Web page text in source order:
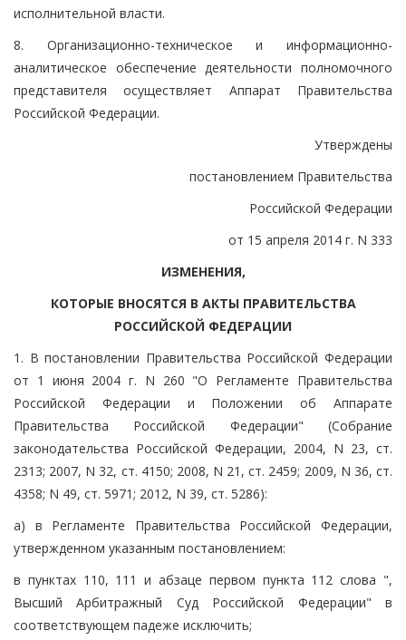
исполнительной власти.
8. Организационно-техническое и информационно-
аналитическое обеспечение деятельности полномочного
представителя осуществляет Аппарат Правительства
Российской Федерации.
Утверждены
постановлением Правительства
Российской Федерации
от 15 апреля 2014 г. N 333
ИЗМЕНЕНИЯ,
КОТОРЫЕ ВНОСЯТСЯ В АКТЫ ПРАВИТЕЛЬСТВА
РОССИЙСКОЙ ФЕДЕРАЦИИ
1. В постановлении Правительства Российской Федерации
от 1 июня 2004 г. N 260 "О Регламенте Правительства
Российской Федерации и Положении об Аппарате
Правительства Российской Федерации" (Собрание
законодательства Российской Федерации, 2004, N 23, ст.
2313; 2007, N 32, ст. 4150; 2008, N 21, ст. 2459; 2009, N 36, ст.
4358; N 49, ст. 5971; 2012, N 39, ст. 5286):
а) в Регламенте Правительства Российской Федерации,
утвержденном указанным постановлением:
в пунктах 110, 111 и абзаце первом пункта 112 слова ",
Высший Арбитражный Суд Российской Федерации" в
соответствующем падеже исключить;